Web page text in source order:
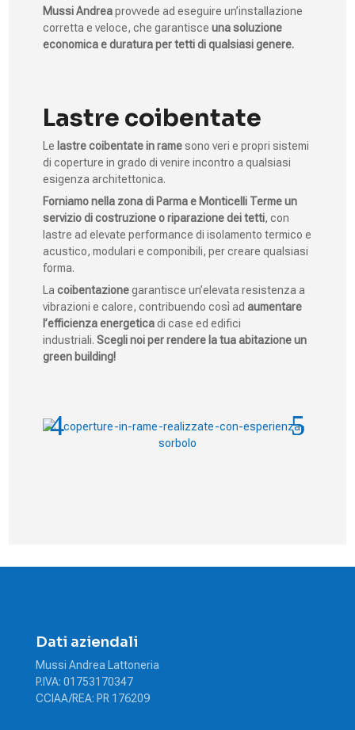
Mussi Andrea provvede ad eseguire un’installazione
corretta e veloce, che garantisce una soluzione
economica e duratura per tetti di qualsiasi genere.
Lastre coibentate
Le lastre coibentate in rame sono veri e propri sistemi
di coperture in grado di venire incontro a qualsiasi
esigenza architettonica.
Forniamo nella zona di Parma e Monticelli Terme un
servizio di costruzione o riparazione dei tetti, con
lastre ad elevate performance di isolamento termico e
acustico, modulari e componibili, per creare qualsiasi
forma.
La coibentazione garantisce un’elevata resistenza a
vibrazioni e calore, contribuendo così ad aumentare
l’efficienza energetica di case ed edifici
industriali. Scegli noi per rendere la tua abitazione un
green building!
Dati aziendali
Mussi Andrea Lattoneria
P.IVA: 01753170347
CCIAA/REA: PR 176209